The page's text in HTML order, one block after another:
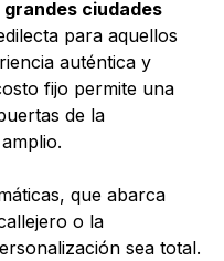
grandes ciudades
para aquellos
auténtica y
fijo permite una
de la
que abarca
o la
sea total.